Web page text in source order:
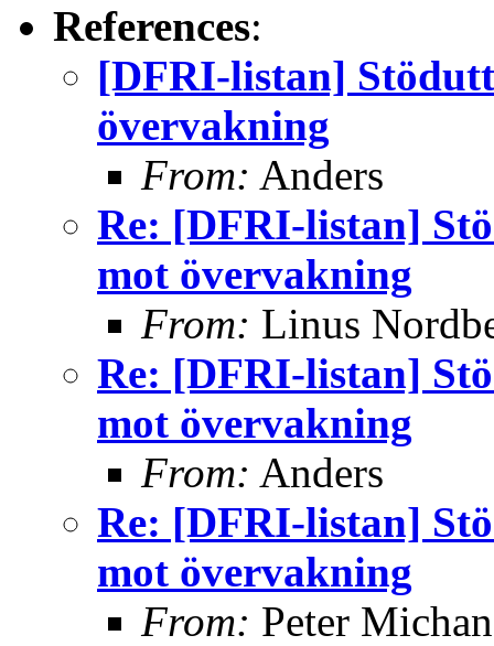
References:
[DFRI-listan]
övervakning
From: Anders
Re: [DFRI-listan]
mot övervakning
From: Linus
Re: [DFRI-listan]
mot övervakning
From: Anders
Re: [DFRI-listan]
mot övervakning
From: Peter